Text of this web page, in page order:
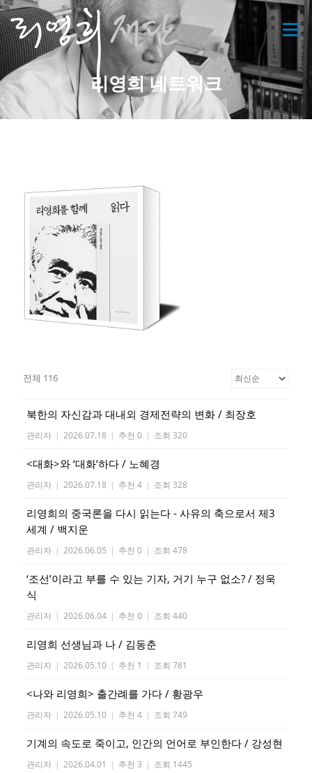
콘
텐
츠
로
바
로
기
메뉴
리영희 네트워크
전체 116
북한의 자신감과 대내외 경제전략의 변화 / 최장호
관리자 | 2026.07.18 | 추천 0 | 조회 320
<대화>와 ‘대화’하다 / 노혜경
관리자 | 2026.07.18 | 추천 4 | 조회 328
리영희의 중국론을 다시 읽는다 - 사유의 축으로서 제3
세계 / 백지운
관리자 | 2026.06.05 | 추천 0 | 조회 478
‘조선’이라고 부를 수 있는 기자, 거기 누구 없소? / 정욱
식
관리자 | 2026.06.04 | 추천 0 | 조회 440
리영희 선생님과 나 / 김동춘
관리자 | 2026.05.10 | 추천 1 | 조회 781
<나와 리영희> 출간례를 가다 / 황광우
관리자 | 2026.05.10 | 추천 4 | 조회 749
기계의 속도로 죽이고, 인간의 언어로 부인한다 / 강성현
관리자 | 2026.04.01 | 추천 3 | 조회 1445